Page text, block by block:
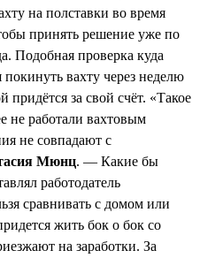
на полставки во время
принять решение уже по
Подобная проверка куда
вахту через неделю
придётся за свой счёт. «Такое
не работали вахтовым
не совпадают с
Мюнц. — Какие бы
работодатель
сравнивать с домом или
жить бок о бок со
на заработки. За